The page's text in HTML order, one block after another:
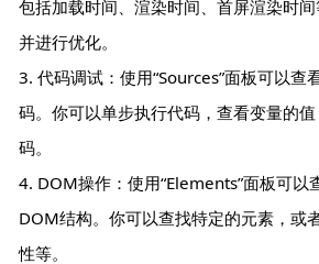
包括加载时间、渲染时间、首屏渲染时
并进行优化。
3. 代码调试：使用“Sources”面板可以查
码。你可以单步执行代码，查看变量的
码。
4. DOM操作：使用“Elements”面板可以
DOM结构。你可以查找特定的元素，或
性等。